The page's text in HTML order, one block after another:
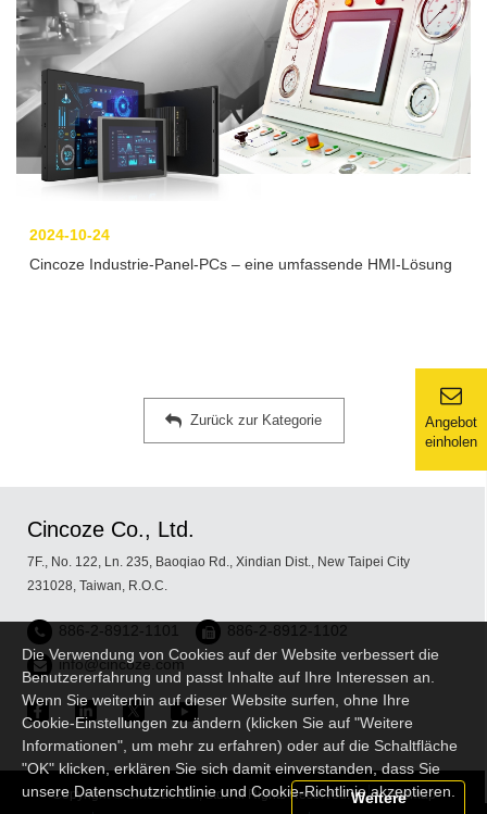
Die Verwendung von Cookies auf der Website verbessert die
Benutzererfahrung und passt Inhalte auf Ihre Interessen an.
Wenn Sie weiterhin auf dieser Website surfen, ohne Ihre
Cookie-Einstellungen zu ändern (klicken Sie auf "Weitere
Informationen", um mehr zu erfahren) oder auf die Schaltfläche
"OK" klicken, erklären Sie sich damit einverstanden, dass Sie
unsere Datenschutzrichtlinie und Cookie-Richtlinie akzeptieren.
Weitere
Angebot
einholen
2024-10-24
Cincoze Industrie-Panel-PCs – eine umfassende HMI-Lösung
Zurück zur Kategorie
Cincoze Co., Ltd.
7F., No. 122, Ln. 235, Baoqiao Rd., Xindian Dist., New Taipei City
231028, Taiwan, R.O.C.
886-2-8912-1101
886-2-8912-1102
info@cincoze.com
Copyright © Cincoze Co., Ltd. All Rights Reserved. Sitemap